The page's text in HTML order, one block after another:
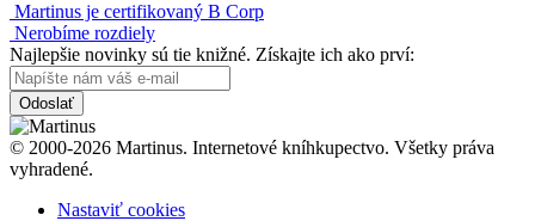
Martinus je certifikovaný B Corp
Nerobíme rozdiely
Najlepšie novinky sú tie knižné. Získajte ich ako prví:
Odoslať
© 2000-2026 Martinus. Internetové kníhkupectvo. Všetky práva
vyhradené.
Nastaviť cookies